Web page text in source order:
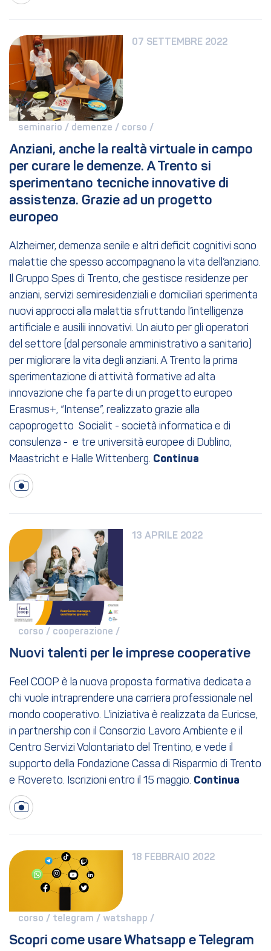
07 SETTEMBRE 2022
seminario / demenze / corso /
Anziani, anche la realtà virtuale in campo
per curare le demenze. A Trento si
sperimentano tecniche innovative di
assistenza. Grazie ad un progetto
europeo
Alzheimer, demenza senile e altri deficit cognitivi sono
malattie che spesso accompagnano la vita dell’anziano.
Il Gruppo Spes di Trento, che gestisce residenze per
anziani, servizi semiresidenziali e domiciliari sperimenta
nuovi approcci alla malattia sfruttando l’intelligenza
artificiale e ausilii innovativi. Un aiuto per gli operatori
del settore (dal personale amministrativo a sanitario)
per migliorare la vita degli anziani. A Trento la prima
sperimentazione di attività formative ad alta
innovazione che fa parte di un progetto europeo
Erasmus+, “Intense”, realizzato grazie alla
capoprogetto Socialit - società informatica e di
consulenza - e tre università europee di Dublino,
Maastricht e Halle Wittenberg.
13 APRILE 2022
corso / cooperazione /
Nuovi talenti per le imprese cooperative
Feel COOP è la nuova proposta formativa dedicata a
chi vuole intraprendere una carriera professionale nel
mondo cooperativo. L’iniziativa è realizzata da Euricse,
in partnership con il Consorzio Lavoro Ambiente e il
Centro Servizi Volontariato del Trentino, e vede il
supporto della Fondazione Cassa di Risparmio di Trento
e Rovereto. Iscrizioni entro il 15 maggio.
18 FEBBRAIO 2022
corso / telegram / watshapp /
Scopri come usare Whatsapp e Telegram